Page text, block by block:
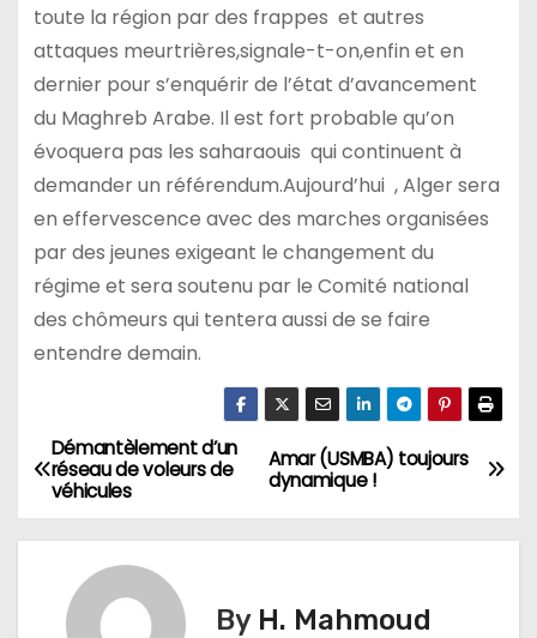
toute la région par des frappes et autres
attaques meurtrières,signale-t-on,enfin et en
dernier pour s’enquérir de l’état d’avancement
du Maghreb Arabe. Il est fort probable qu’on
évoquera pas les saharaouis qui continuent à
demander un référendum.Aujourd’hui , Alger sera
en effervescence avec des marches organisées
par des jeunes exigeant le changement du
régime et sera soutenu par le Comité national
des chômeurs qui tentera aussi de se faire
entendre demain.
N
Amar (USMBA) toujours
dynamique !
Démantèlement d’un
réseau de voleurs de
véhicules
By H. Mahmoud